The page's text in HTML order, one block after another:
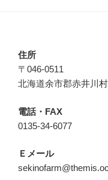
住所
〒046-0511
北海道余市郡赤井川
電話・FAX
0135-34-6077
Ｅメール